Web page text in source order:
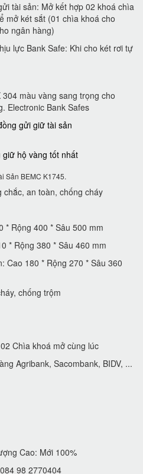
tài sản: Mở kết hợp 02 khoá chìa
mở két sắt (01 chìa khoá cho
ngân hàng)
lực Bank Safe: Khi cho két rơi tự
màu vàng sang trọng cho
Electronic Bank Safes
Sản BEMC K1745.
an toàn, chống cháy
Rộng 400 * Sâu 500 mm
* Rộng 380 * Sâu 460 mm
Cao 180 * Rộng 270 * Sâu 360
chống trộm
Chìa khoá mở cùng lúc
Agribank, Sacombank, BIDV, ...
Cao: Mới 100%
98 2770404